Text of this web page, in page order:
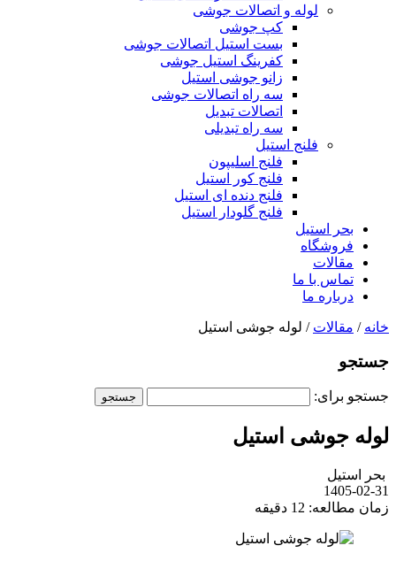
لوله و اتصالات جوشی
کپ جوشی
بست استیل اتصالات جوشی
کفرینگ استیل جوشی
زانو جوشی استیل
سه راه اتصالات جوشی
اتصالات تبدیل
سه راه تبدیلی
فلنج استیل
فلنج اسلیپون
فلنج کور استیل
فلنج دنده ای استیل
فلنج گلودار استیل
بحر استیل
فروشگاه
مقالات
تماس با ما
درباره ما
خانه / مقالات / لوله جوشی استیل
جستجو
جستجو برای:
لوله جوشی استیل
بحر استیل
1405-02-31
زمان مطالعه: 12 دقیقه